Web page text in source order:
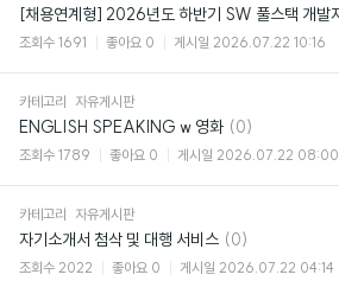
조회수 1691 좋아요 0 게시일 2026.07.22 10:16
카테고리 자유게시판
ENGLISH SPEAKING w 영화 댓
글
(0)
조회수 1789 좋아요 0 게시일 2026.07.22 08:00
카테고리 자유게시판
자기소개서 첨삭 및 대행 서비스 댓
글
(0)
조회수 2022 좋아요 0 게시일 2026.07.22 04:14